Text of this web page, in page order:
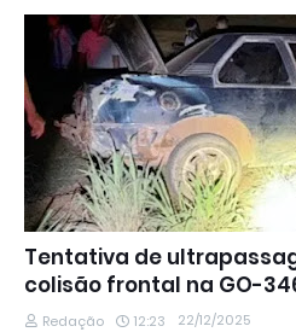
Tentativa de
colisão frontal na GO-
Redação 12:23 22/12/2025